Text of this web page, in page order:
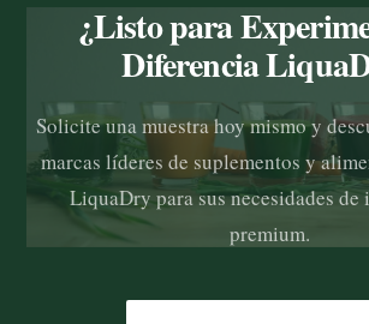
¿Listo para
Diferencia
Solicite una muestra hoy mismo y
marcas líderes de suplementos y
LiquaDry para sus necesidades de
premium.